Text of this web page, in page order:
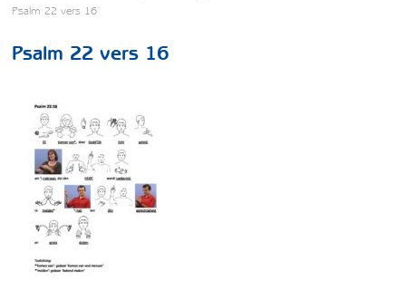
Psalm 22 vers 16
Psalm 22 vers 16